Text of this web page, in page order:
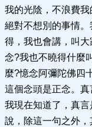
我的光陰，不浪費我
絕對不想別的事情
得，我也會講，叫
念?我也不曉得什麼
麼?憶念阿彌陀佛四
這個念頭是正念。真
我現在知道了，真
說，除這一句之外